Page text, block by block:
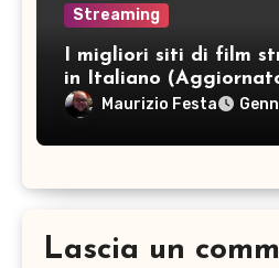
Streaming
I migliori siti di film
in Italiano
2026)Maurizio Festa
Lascia un